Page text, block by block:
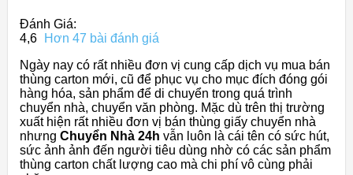
Đánh Giá:
4,6
Hơn 47 bài đánh giá
Ngày nay có rất nhiều đơn vị cung cấp dịch vụ mua bán
thùng carton mới, cũ để phục vụ cho mục đích đóng gói
hàng hóa, sản phẩm để di chuyển trong quá trình
chuyển nhà, chuyển văn phòng. Mặc dù trên thị trường
xuất hiện rất nhiều đơn vị bán thùng giấy chuyển nhà
nhưng Chuyển Nhà 24h vẫn luôn là cái tên có sức hút,
sức ảnh ảnh đến người tiêu dùng nhờ có các sản phẩm
thùng carton chất lượng cao mà chi phí vô cùng phải